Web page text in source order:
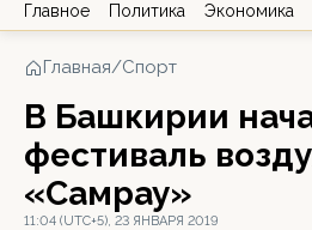
Главное Политика Экономика
Главная/Спорт
В Башкирии
фестиваль
«Самрау»
11:04 (UTC+5), 23 ЯНВАРЯ 2019